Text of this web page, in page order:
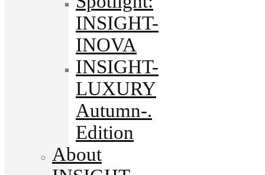
INSIGHT-
INOVA
INSIGHT-
LUXURY
Autumn-.
Edition
About